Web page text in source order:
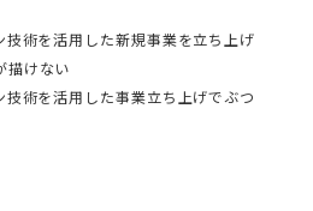
技術を活用した新規事業を立ち上げ
描けない
技術を活用した事業立ち上げでぶつ